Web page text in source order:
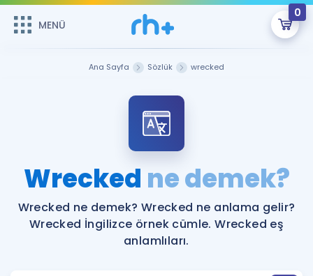
MENÜ
0
ÜYE DEĞİLİM
Sepetin Şu An Boş.
Remzi Hoca ile seni sınava hazırlayacak onlarca eğitim seni
bekliyor!
MENÜ
Faydalı Araçlar
Ana Sayfa Sözlük wrecked
Wrecked ne demek?
Wrecked ne demek? Wrecked ne anlama gelir?
Wrecked İngilizce örnek cümle. Wrecked eş
anlamlıları.